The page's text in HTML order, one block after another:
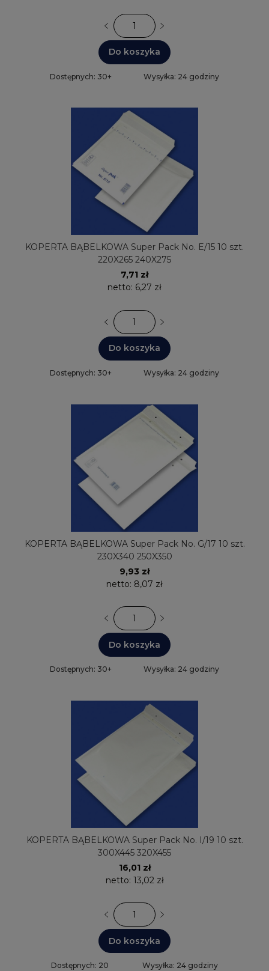
Do koszyka
Dostępnych: 30+ Wysyłka: 24 godziny
KOPERTA BĄBELKOWA Super Pack No. E/15 10 szt.
220X265 240X275
7,71 zł
netto: 6,27 zł
Do koszyka
Dostępnych: 30+ Wysyłka: 24 godziny
KOPERTA BĄBELKOWA Super Pack No. G/17 10 szt.
230X340 250X350
9,93 zł
netto: 8,07 zł
Do koszyka
Dostępnych: 30+ Wysyłka: 24 godziny
KOPERTA BĄBELKOWA Super Pack No. I/19 10 szt.
300X445 320X455
16,01 zł
netto: 13,02 zł
Do koszyka
Dostępnych: 20 Wysyłka: 24 godziny